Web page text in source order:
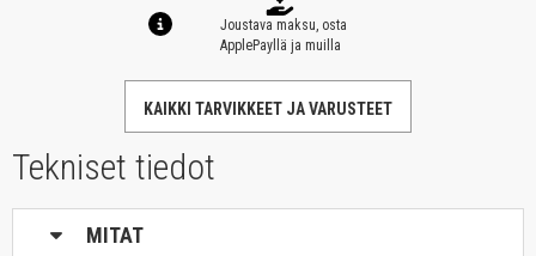
Joustava maksu, osta
ApplePayllä ja muilla
KAIKKI TARVIKKEET JA VARUSTEET
Tekniset tiedot
MITAT